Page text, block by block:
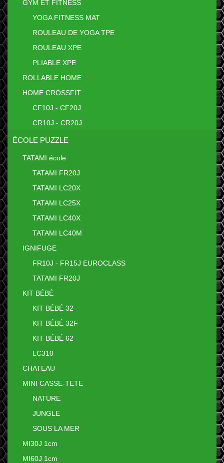
GYM ET FITNESS
YOGA FITNESS MAT
ROULEAU DE YOGA TPE
ROULEAU XPE
PLIABLE XPE
ROLLABLE HOME
HOME CROSSFIT
CF10J - CF20J
CR10J - CR20J
ÉCOLE PUZZLE
TATAMI école
TATAMI FR20J
TATAMI LC20X
TATAMI LC25X
TATAMI LC40X
TATAMI LC40M
IGNIFUGE
FR10J - FR15J EUROCLASS
TATAMI FR20J
KIT BÉBÉ
KIT BÉBÉ 32
KIT BÉBÉ 32F
KIT BÉBÉ 62
LC310
CHATEAU
MINI CASSE-TETE
NATURE
JUNGLE
SOUS LA MER
MI30J 1cm
MI60J 1cm